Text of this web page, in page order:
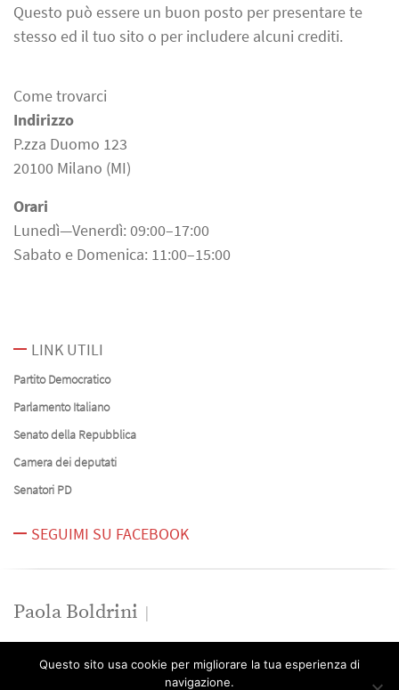
Questo può essere un buon posto per presentare te
stesso ed il tuo sito o per includere alcuni crediti.
Come trovarci
Indirizzo
P.zza Duomo 123
20100 Milano (MI)
Orari
Lunedì—Venerdì: 09:00–17:00
Sabato e Domenica: 11:00–15:00
LINK UTILI
Partito Democratico
Parlamento Italiano
Senato della Repubblica
Camera dei deputati
Senatori PD
SEGUIMI SU FACEBOOK
Paola Boldrini
News
Contatti
Questo sito usa cookie per migliorare la tua esperienza di
navigazione.